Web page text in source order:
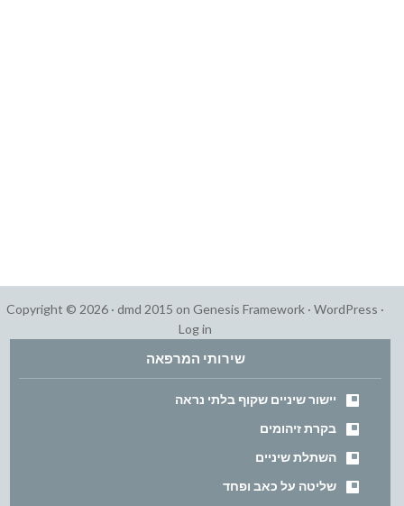
Copyright © 2026 · dmd 2015 on Genesis Framework · WordPress ·
Log in
שירותי המרפאה
יישור שיניים שקוף בלתי נראה
בקרת זיהומים
השתלת שיניים
שליטה על כאב ופחד